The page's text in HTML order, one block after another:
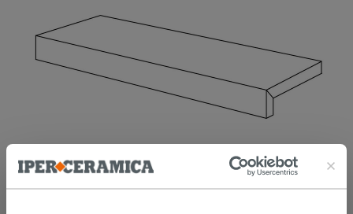
L-formiges Element mit gerader Kante - Treppenstuffe aus